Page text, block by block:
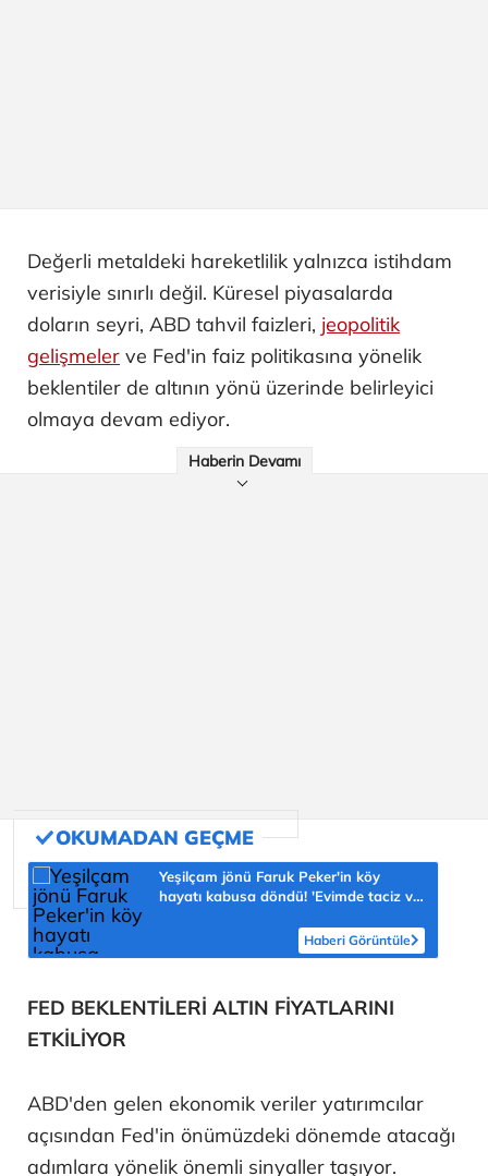
Değerli metaldeki hareketlilik yalnızca istihdam
verisiyle sınırlı değil. Küresel piyasalarda
doların seyri, ABD tahvil faizleri, jeopolitik
gelişmeler ve Fed'in faiz politikasına yönelik
beklentiler de altının yönü üzerinde belirleyici
olmaya devam ediyor.
Haberin Devamı
Yeşilçam jönü Faruk Peker'in köy
hayatı kabusa döndü! 'Evimde taciz ve
Haberi Görüntüle
FED BEKLENTİLERİ ALTIN FİYATLARINI
ETKİLİYOR
ABD'den gelen ekonomik veriler yatırımcılar
açısından Fed'in önümüzdeki dönemde atacağı
adımlara yönelik önemli sinyaller taşıyor.